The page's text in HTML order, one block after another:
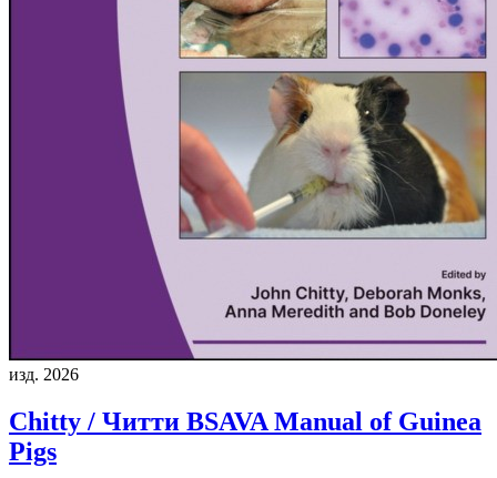
изд. 2026
Chitty / Читти BSAVA Manual of Guinea
Pigs